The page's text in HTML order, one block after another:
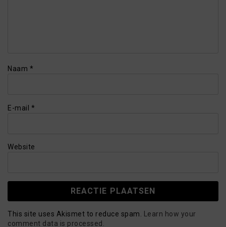
Naam *
E-mail *
Website
This site uses Akismet to reduce spam.
Learn how your
comment data is processed.